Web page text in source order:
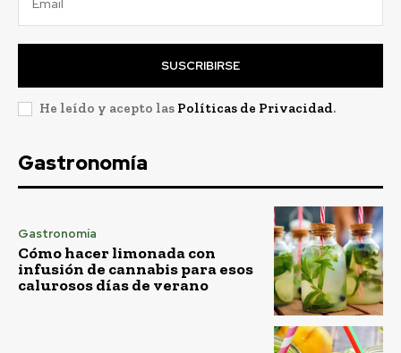
SUSCRIBIRSE
He leído y acepto las Políticas de Privacidad.
Gastronomía
Gastronomía
Cómo hacer limonada con
infusión de cannabis para esos
calurosos días de verano